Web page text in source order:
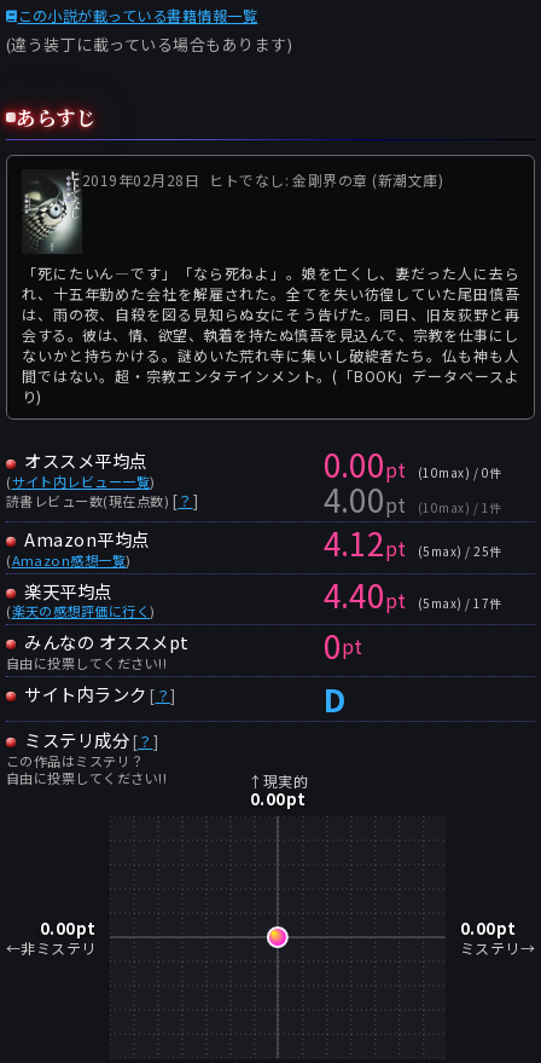
この小説が載っている書籍情報一覧
(違う装丁に載っている場合もあります)
あらすじ
2019年02月28日 ヒトでなし: 金剛界の章 (新潮文庫)
「死にたいん―です」「なら死ねよ」。娘を亡くし、妻だった人に去ら
れ、十五年勤めた会社を解雇された。全てを失い彷徨していた尾田慎吾
は、雨の夜、自殺を図る見知らぬ女にそう告げた。同日、旧友荻野と再
会する。彼は、情、欲望、執着を持たぬ慎吾を見込んで、宗教を仕事にし
ないかと持ちかける。謎めいた荒れ寺に集いし破綻者たち。仏も神も人
間ではない。超・宗教エンタテインメント。(「BOOK」データベースよ
り)
オススメ平均点
(サイト内レビュー一覧)
読書レビュー数(現在点数) [？ ]
0.00pt (10max) / 0件
4.00pt (10max) / 1件
Amazon平均点
(Amazon感想一覧) 4.12pt (5max) / 25件
楽天平均点
(楽天の感想評価に行く) 4.40pt (5max) / 17件
みんなの オススメpt
自由に投票してください!! 0pt
サイト内ランク [ ？] D
ミステリ成分 [？ ]
この作品はミステリ？
自由に投票してください!!
↑現実的
0.00pt
0.00pt
←非ミステリ
0.00pt
ミステリ→